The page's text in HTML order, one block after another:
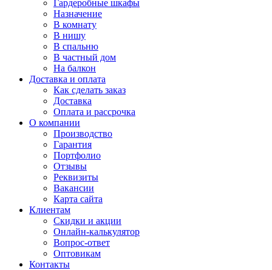
Гардеробные шкафы
Назначение
В комнату
В нишу
В спальню
В частный дом
На балкон
Доставка и оплата
Как сделать заказ
Доставка
Оплата и рассрочка
О компании
Производство
Гарантия
Портфолио
Отзывы
Реквизиты
Вакансии
Карта сайта
Клиентам
Скидки и акции
Онлайн-калькулятор
Вопрос-ответ
Оптовикам
Контакты